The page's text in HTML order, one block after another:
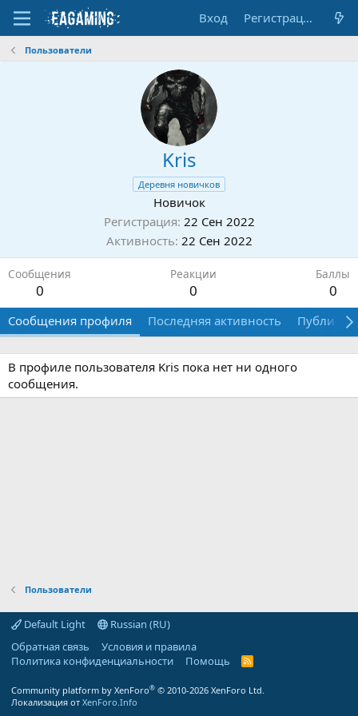
Вход Регистрация
Пользователи
Kris
Деревня новичков
Новичок
Регистрация 22 Сен 2022
Активность 22 Сен 2022
Сообщения
0
Реакции
0
Баллы
0
Сообщения профиля Последняя активность
В профиле пользователя Kris пока нет ни одного
сообщения.
Пользователи
Default Light
Russian (RU)
Обратная связь
Условия и правила
Политика конфиденциальности
Помощь
R
Community platform by XenForo® © 2010-2026 XenForo Ltd.
Локализация от XenForo.Info